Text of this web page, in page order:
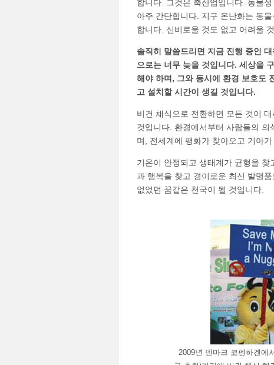
합니다. 그것은 축산업입니다. 동물
아주 간단합니다. 지구 온난화는 동
합니다. 신비로울 것도 없고 어려울
솔직히 말씀드리면 지금 진행 중인
으로는 너무 늦을 것입니다. 세상을
해야 하며, 그와 동시에 환경 보호도
고 설치할 시간이 생길 것입니다.
비건 채식으로 전환하면 모든 것이
것입니다. 환경에서부터 사람들의
며, 전세계에 평화가 찾아오고 기아
기온이 안정되고 생태계가 균형을
과 행복을 찾고 경이로운 최신 발명
없었던 꿈같은 천국이 될 것입니다.
2009년 덴마크 코펜하겐에